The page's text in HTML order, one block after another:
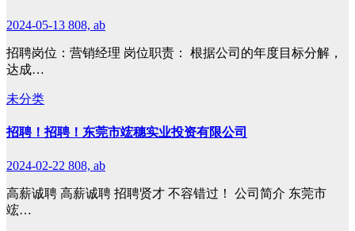
2024-05-13 808, ab
招聘岗位：营销经理 岗位职责： 根据公司的年度目标分解，
达成…
未分类
招聘！招聘！东莞市竤穗实业投资有限公司
2024-02-22 808, ab
高薪诚聘 高薪诚聘 招聘贤才 不容错过！ 公司简介 东莞市
竤…